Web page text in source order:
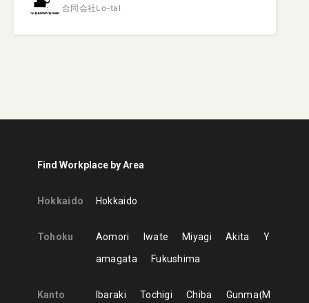
Find Workplace by Area
Hokkaido Hokkaido
Tohoku Aomori Iwate Miyagi Akita
Y
amagata
Fukushima
Kanto Ibaraki Tochigi Chiba Gunma M